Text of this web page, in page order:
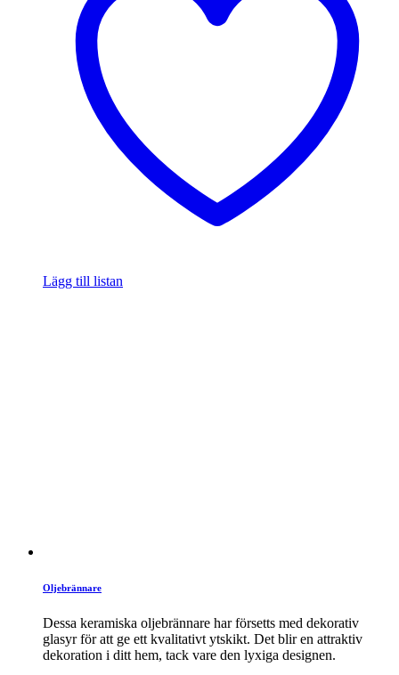
Lägg till listan
Oljebrännare
Dessa keramiska oljebrännare har försetts med dekorativ
glasyr för att ge ett kvalitativt ytskikt. Det blir en attraktiv
dekoration i ditt hem, tack vare den lyxiga designen.